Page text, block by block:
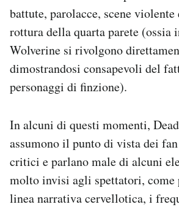
battute, parolacce, scene
rottura della quarta parete (ossia
Wolverine si rivolgono
dimostrandosi consapevoli del
personaggi di finzione).
In alcuni di questi momenti,
assumono il punto di vista dei
critici e parlano male di alcuni
molto invisi agli spettatori, come
linea narrativa cervellotica, i